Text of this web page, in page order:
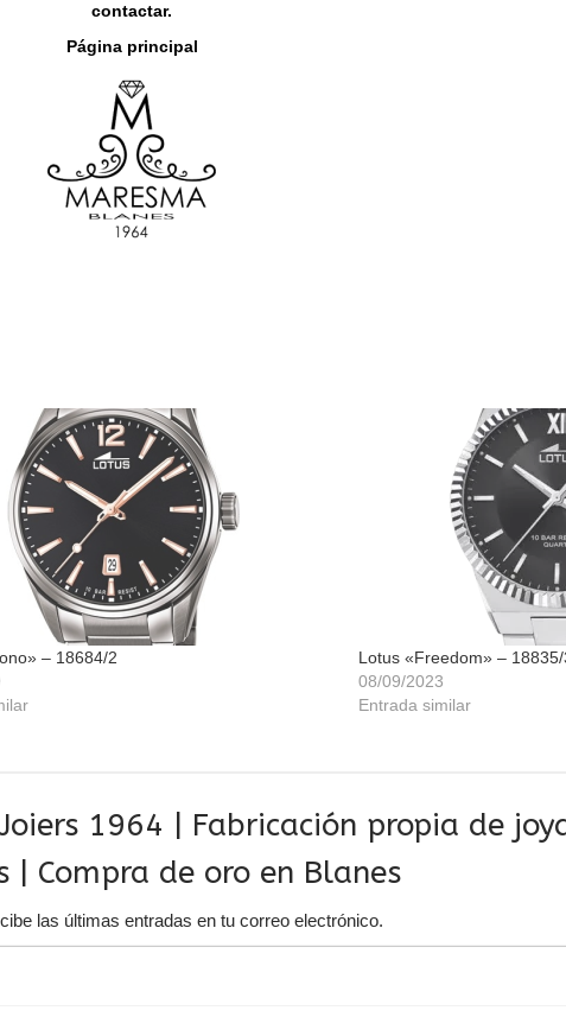
contactar.
Página principal
– 18684/2
Lotus «Freedom» – 18835/
08/09/2023
Entrada similar
1964 | Fabricación propia de
| Compra de oro en Blanes
las últimas entradas en tu correo electrónico.